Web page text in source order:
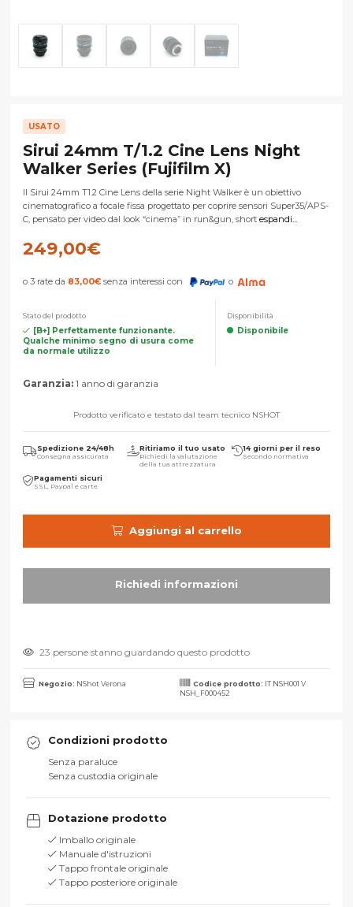
USATO
Sirui 24mm T/1.2 Cine Lens Night
Walker Series (Fujifilm X)
Il Sirui 24mm T1.2 Cine Lens della serie Night Walker è un obiettivo
cinematografico a focale fissa progettato per coprire sensori Super35/APS-
C, pensato per video dal look “cinema” in run&gun, short espandi...
249,00€
o 3 rate da 83,00€ senza interessi con o
Stato del prodotto
[B+] Perfettamente funzionante.
Qualche minimo segno di usura come
da normale utilizzo
Disponibilità
Disponibile
Garanzia: 1 anno di garanzia
Prodotto verificato e testato dal team tecnico NSHOT
Spedizione 24/48h
Consegna assicurata
Ritiriamo il tuo usato
Richiedi la valutazione
della tua attrezzatura
14 giorni per il reso
Secondo normativa
Pagamenti sicuri
SSL, Paypal e carte
Aggiungi al carrello
23 persone stanno guardando questo prodotto
Negozio: NShot Verona Codice prodotto: IT NSH001 V
NSH_F000452
Condizioni prodotto
Senza paraluce
Senza custodia originale
Dotazione prodotto
Imballo originale
Manuale d'istruzioni
Tappo frontale originale
Tappo posteriore originale